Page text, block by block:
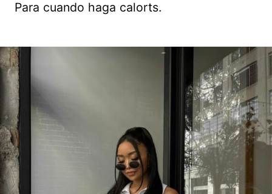
Para cuando haga calorts.